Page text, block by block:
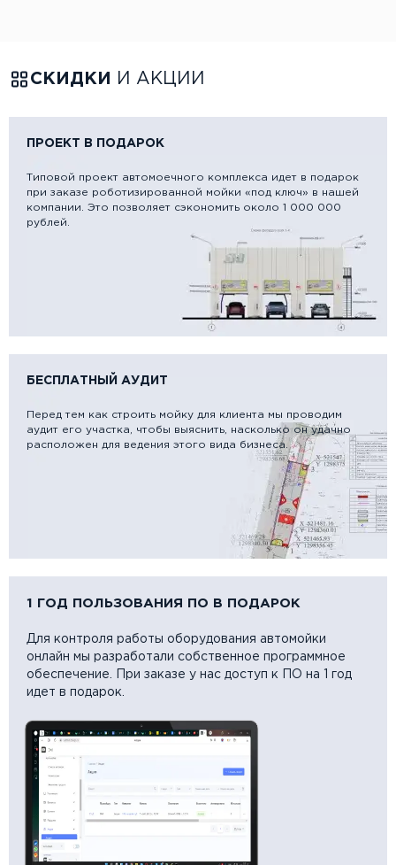
СКИДКИ И АКЦИИ
ПРОЕКТ В ПОДАРОК
Типовой проект автомоечного комплекса идет в подарок
при заказе роботизированной мойки «под ключ» в нашей
компании. Это позволяет сэкономить около 1 000 000
рублей.
БЕСПЛАТНЫЙ АУДИТ
Перед тем как строить мойку для клиента мы проводим
аудит его участка, чтобы выяснить, насколько он удачно
расположен для ведения этого вида бизнеса.
1 ГОД ПОЛЬЗОВАНИЯ ПО В ПОДАРОК
Для контроля работы оборудования автомойки
онлайн мы разработали собственное программное
обеспечение. При заказе у нас доступ к ПО на 1 год
идет в подарок.